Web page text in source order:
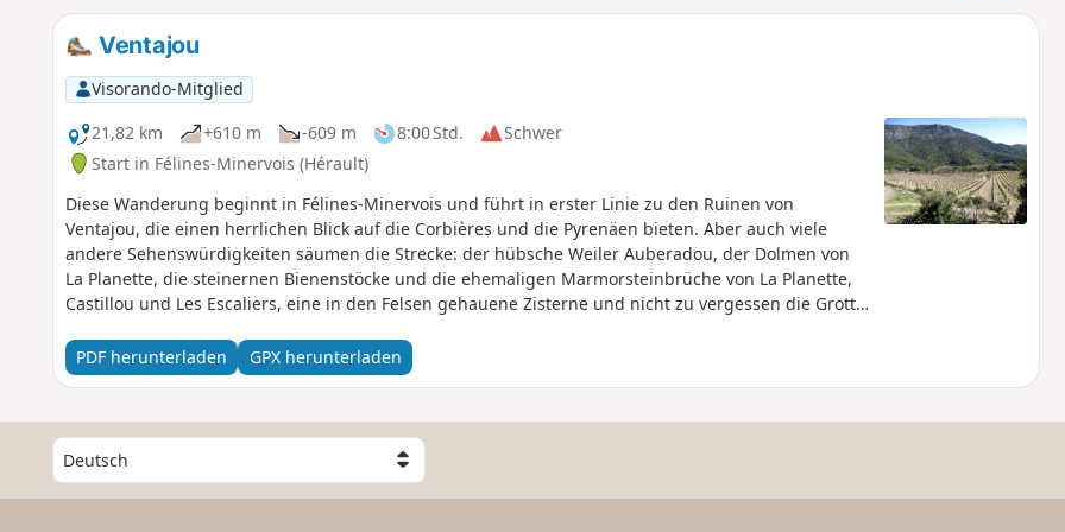
Ventajou
Visorando-Mitglied
21,82 km
+610 m -609 m 8:00 Std.
Schwer
Start in Félines-Minervois (Hérault)
Diese Wanderung beginnt in Félines-Minervois und führt in erster Linie zu den Ruinen von
Ventajou, die einen herrlichen Blick auf die Corbières und die Pyrenäen bieten. Aber auch viele
andere Sehenswürdigkeiten säumen die Strecke: der hübsche Weiler Auberadou, der Dolmen von
La Planette, die steinernen Bienenstöcke und die ehemaligen Marmorsteinbrüche von La Planette,
Castillou und Les Escaliers, eine in den Felsen gehauene Zisterne und nicht zu vergessen die Grotte
Pinienwaldes rundet diese Reise harmonisch ab.
PDF herunterladen GPX herunterladen
W
ä
h